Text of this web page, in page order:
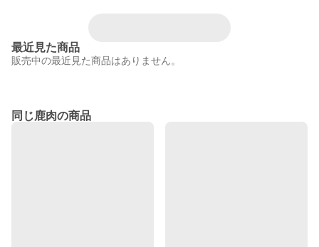
最近見た商品
販売中の最近見た商品はありません。
同じ鹿肉の商品